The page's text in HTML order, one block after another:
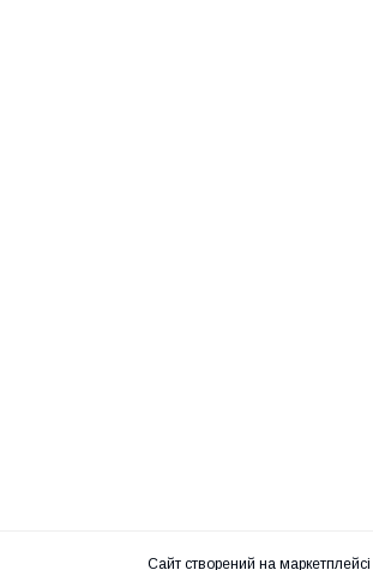
Сайт створений на маркетплейсі